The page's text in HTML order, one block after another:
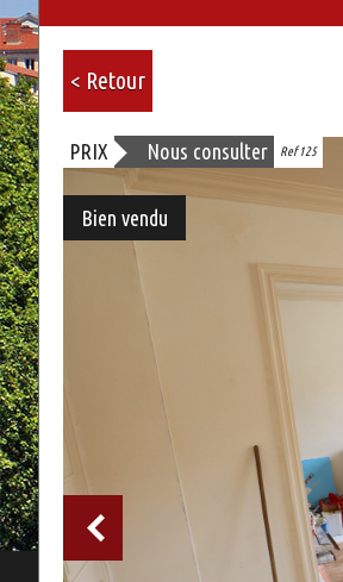
< Retour
PRIX Nous consulter Ref 125
Bien vendu